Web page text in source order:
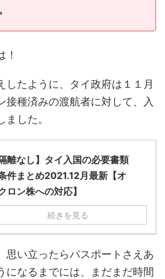
！
したように、タイ政府は１１月
接種済みの渡航者に対して、入
した。
隔離なし】タイ入国の必要書類
件まとめ2021.12月最新【オ
ロン株への対応】
続きを見る
思い立ったらパスポートさえあ
になるまでには、まだまだ時間